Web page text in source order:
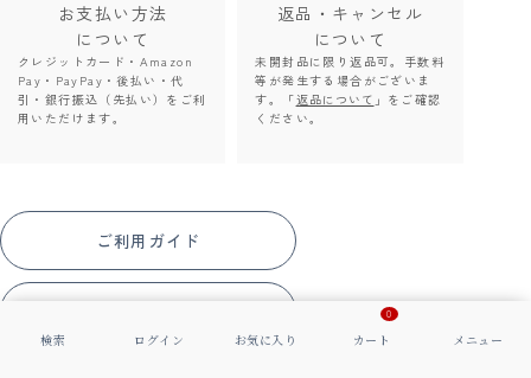
0
お支払い方法
について
クレジットカード・Amazon
Pay・PayPay・後払い・代
引・銀行振込（先払い）をご利
用いただけます。
返品・キャンセル
について
未開封品に限り返品可。手数料
等が発生する場合がございま
す。「返品について 」をご確認
ください。
ご利用ガイド